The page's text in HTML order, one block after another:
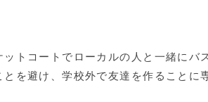
トコートでローカルの人と一緒にバ
を避け、学校外で友達を作ることに